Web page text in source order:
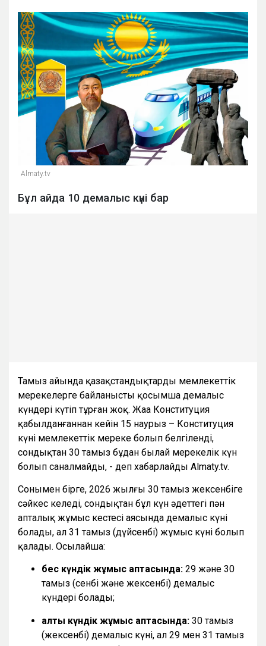
Almaty.tv
Бұл айда 10 демалыс күні бар
Тамыз айында қазақстандықтарды мемлекеттік
мерекелерге байланысты қосымша демалыс
күндері күтіп тұрған жоқ. Жаңа Конституция
қабылданғаннан кейін 15 наурыз – Конституция
күні мемлекеттік мереке болып белгіленді,
сондықтан 30 тамыз бұдан былай мерекелік күн
болып саналмайды, - деп хабарлайды Almaty.tv.
Сонымен бірге, 2026 жылғы 30 тамыз жексенбіге
сәйкес келеді, сондықтан бұл күн әдеттегі пән
апталық жұмыс кестесі аясында демалыс күні
болады, ал 31 тамыз (дүйсенбі) жұмыс күні болып
қалады. Осылайша:
бес күндік жұмыс аптасында: 29 және 30
тамыз (сенбі және жексенбі) демалыс
күндері болады;
алты күндік жұмыс аптасында: 30 тамыз
(жексенбі) демалыс күні, ал 29 мен 31 тамыз